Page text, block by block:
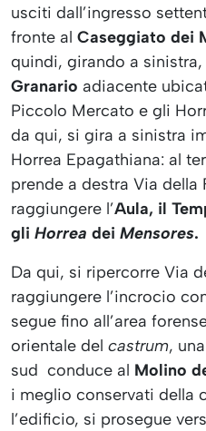
usciti dall’ingresso
fronte al Caseggiato dei
quindi, girando a sinistra,
Granario adiacente
Piccolo Mercato e gli
da qui, si gira a sinistra
Horrea Epagathiana: al
prende a destra Via della
raggiungere l’Aula, il
gli Horrea dei Mensores.
Da qui, si ripercorre Via
raggiungere l’incrocio
segue fino all’area
orientale del castrum,
sud conduce al Molino
i meglio conservati della
l’edificio, si prosegue